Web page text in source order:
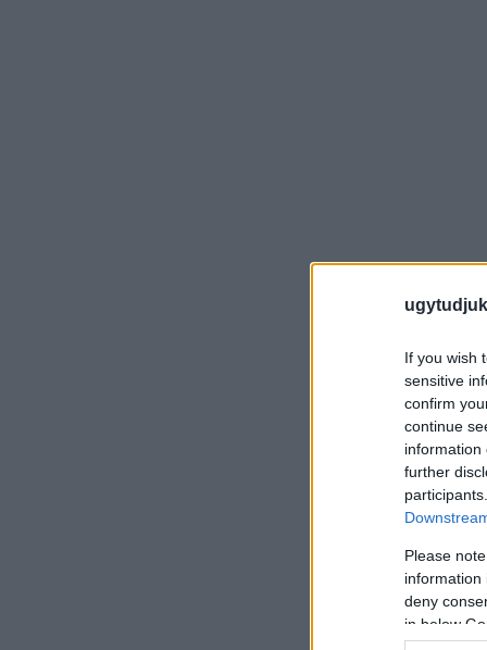
If you wish
sensitive
confirm
continue
information
further
Please
information
deny
in below